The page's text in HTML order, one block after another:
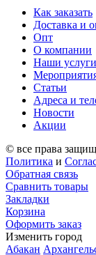
Как заказать
Доставка и
Опт
О компании
Наши услуги
Статьи
Адреса и
Новости
Акции
© все права
Политика и
Обратная связь
Сравнить товары
Закладки
Корзина
Оформить заказ
Изменить город
Абакан